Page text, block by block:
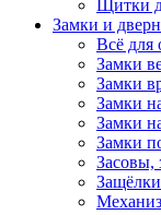
Щитки
Замки и
Всё для
Замки
Замки
Замки
Замки
Замки
Засовы,
Защёлки